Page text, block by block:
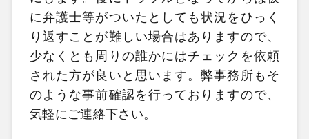
に弁護士等がついたとしても状況をひっく
り返すことが難しい場合はありますので、
少なくとも周りの誰かにはチェックを依頼
された方が良いと思います。弊事務所もそ
のような事前確認を行っておりますので、
気軽にご連絡下さい。